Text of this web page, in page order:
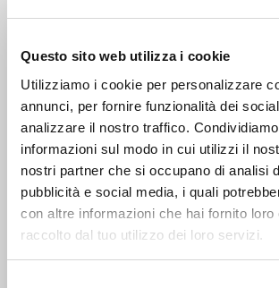
Questo sito web utilizza i cookie
Utilizziamo i cookie per personalizzare
annunci, per fornire funzionalità dei
analizzare il nostro traffico.
informazioni sul modo in cui utilizzi il
nostri partner che si occupano di analisi
pubblicità e social media, i quali
con altre informazioni che hai fornito loro
raccolto dal tuo utilizzo dei loro servizi.
6
Rogoredo, Corvetto
Teatro Franco parenti: corso di teatro